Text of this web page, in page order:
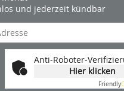
und jederzeit kündbar
Anti-Roboter-
Hier klicken
Friendly